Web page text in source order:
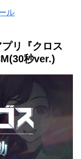
ル
リ『クロス
秒ver.)